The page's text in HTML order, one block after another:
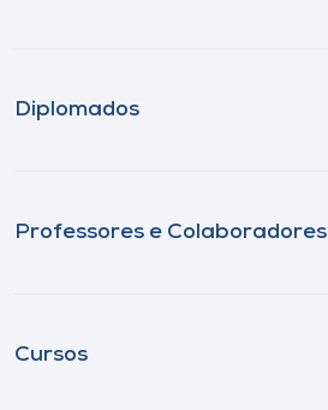
Diplomados
Professores e Colaboradores
Cursos